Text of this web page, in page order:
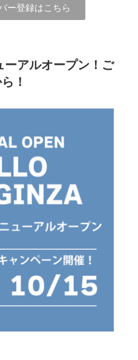
ー登録はこちら
ーアルオープン！ご
！